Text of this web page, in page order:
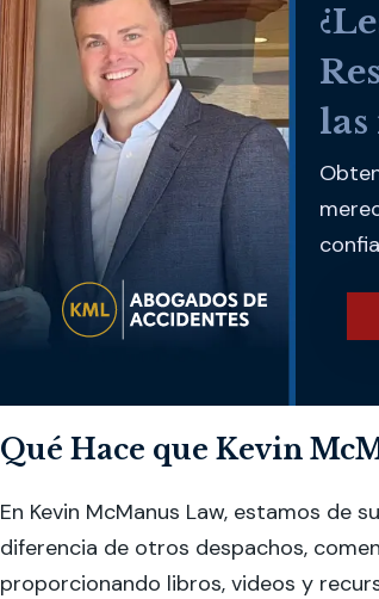
las
Qué Hace que Kevin
En Kevin McManus Law, estamos de
diferencia de otros despachos,
proporcionando libros, videos y